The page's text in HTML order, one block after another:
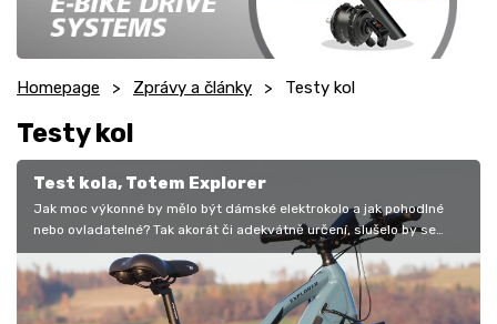
Homepage Zprávy a články Testy kol
Testy kol
Test kola, Totem Explorer
Jak moc výkonné by mělo být dámské elektrokolo a jak pohodlné
nebo ovladatelné? Tak akorát či adekvátně určení, slušelo by se
napsat. Tím…